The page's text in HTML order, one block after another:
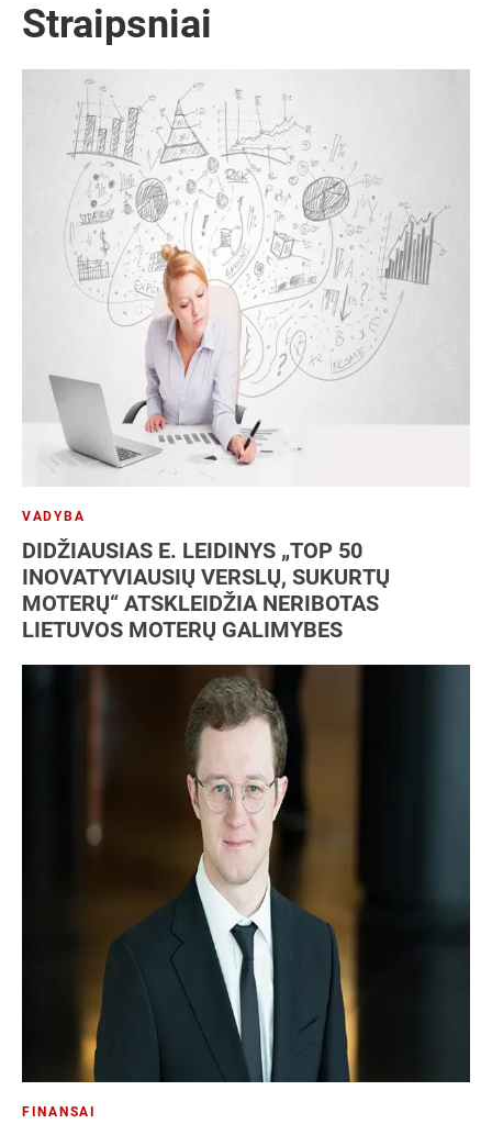
Straipsniai
VADYBA
DIDŽIAUSIAS E. LEIDINYS „TOP 50
INOVATYVIAUSIŲ VERSLŲ, SUKURTŲ
MOTERŲ“ ATSKLEIDŽIA NERIBOTAS
LIETUVOS MOTERŲ GALIMYBES
FINANSAI